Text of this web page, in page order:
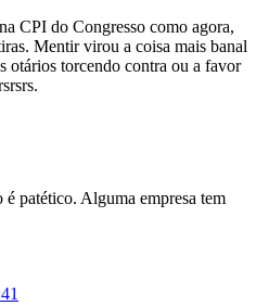
CPI do Congresso como agora,
Mentir virou a coisa mais banal
otários torcendo contra ou a favor
é patético. Alguma empresa tem